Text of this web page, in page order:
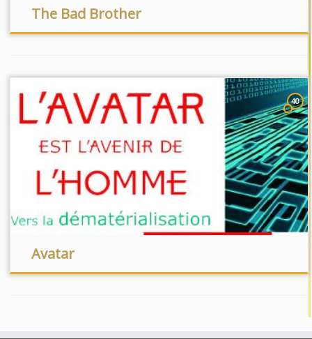
The Bad Brother
40
Avatar